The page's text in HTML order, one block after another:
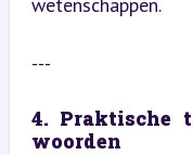
---
4. Praktische
woorden